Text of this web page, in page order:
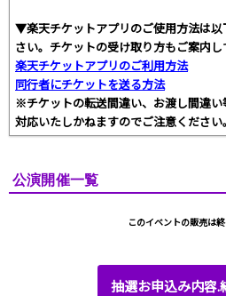
▼楽天チケットアプリのご使用方法は
さい。チケットの受け取り方もご案内し
楽天チケットアプリのご利用方法
同行者にチケットを送る方法
※チケットの転送間違い、お渡し間違
対応いたしかねますのでご注意ください。
公演開催一覧
このイベントの販売は
抽選お申込み内容.